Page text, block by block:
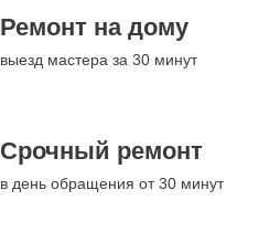
Ремонт на дому
выезд мастера за 30 минут
Срочный ремонт
в день обращения от 30 минут